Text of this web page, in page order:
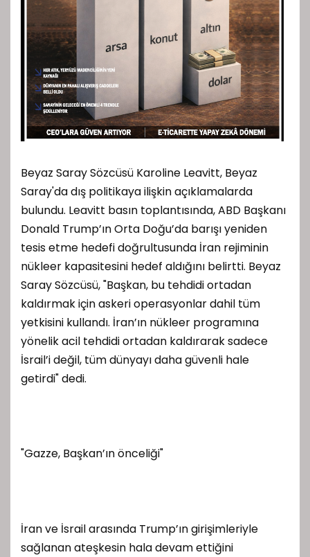
Beyaz Saray Sözcüsü Karoline Leavitt, Beyaz
Saray'da dış politikaya ilişkin açıklamalarda
bulundu. Leavitt basın toplantısında, ABD Başkanı
Donald Trump’ın Orta Doğu’da barışı yeniden
tesis etme hedefi doğrultusunda İran rejiminin
nükleer kapasitesini hedef aldığını belirtti. Beyaz
Saray Sözcüsü, "Başkan, bu tehdidi ortadan
kaldırmak için askeri operasyonlar dahil tüm
yetkisini kullandı. İran’ın nükleer programına
yönelik acil tehdidi ortadan kaldırarak sadece
İsrail’i değil, tüm dünyayı daha güvenli hale
getirdi" dedi.
"Gazze, Başkan’ın önceliği"
İran ve İsrail arasında Trump’ın girişimleriyle
sağlanan ateşkesin hala devam ettiğini